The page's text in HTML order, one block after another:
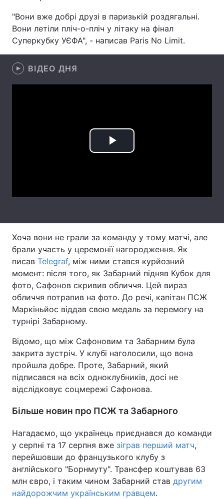
Здоров'я Туризм
Цікавинки Погода
Екологія
Тема оформлення
"Вони вже добрі друзі в паризькій роздягальні.
Вони летіли пліч-о-пліч у літаку на фінал
Суперкубку УЄФА", - написав Paris No Limit.
ВІДЕО ДНЯ
Play
Хоча вони не грали за команду у тому матчі, але
брали участь у церемонії нагородження. Як
писав Telegraf, між ними стався курйозний
момент: після того, як Забарний підняв Кубок для
фото, Сафонов скривив обличчя. Цей вираз
обличчя потрапив на фото. До речі, капітан ПСЖ
Маркіньйос віддав свою медаль за перемогу на
турнірі Забарному.
Відомо, що між Сафоновим та Забарним була
закрита зустріч. У клубі наголосили, що вона
пройшла добре. Проте, Забарний, який
підписався на всіх одноклубників, досі не
відслідковує соцмережі Сафонова.
Більше новин про ПСЖ та Забарного
Нагадаємо, що українець приєднався до команди
у серпні та 17 серпня вже зіграв перший матч,
перейшовши до французького клубу з
англійського "Борнмуту". Трансфер коштував 63
млн євро, і таким чином Забарний став другим
найдорожчим українським гравцем.